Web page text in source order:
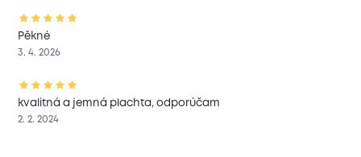
Pěkné
3. 4. 2026
kvalitná a jemná plachta, odporúčam
2. 2. 2024